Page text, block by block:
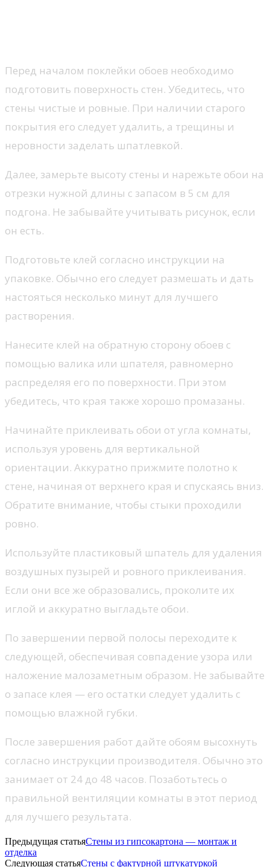
Перед началом поклейки обоев необходимо
подготовить поверхность стен. Убедитесь, что
стены чистые и ровные. При наличии старого
покрытия его следует удалить, а трещины и
неровности заделать шпатлевкой.
Далее, замерьте высоту стены и нарежьте обои на
отрезки нужной длины с запасом в 5 см для
подгона. Не забывайте учитывать рисунок, если
он есть.
Подготовьте клей согласно инструкции на
упаковке. Обычно его следует размешать и дать
настояться несколько минут для лучшего
растворения.
Нанесите клей на обратную сторону обоев с
помощью валика или шпателя, равномерно
распределяя его по поверхности. При этом
убедитесь, что края также хорошо промазаны.
Начинайте приклеивать обои от угла комнаты,
используя уровень для вертикальной
ориентации. Аккуратно прижмите полотно к
стене, начиная от верхнего края и спускаясь вниз.
Обратите внимание, чтобы стыки проходили
ровно.
Используйте пластиковый шпатель для удаления
воздушных пузырей и ровного приклеивания.
Если они все же образовались, проколите их
иглой и аккуратно выгладьте обои.
По завершении первой полосы переходите к
следующей, обеспечивая совпадение узора или
наложение малозаметным образом. Не забывайте
о запасе клея — его остатки следует удалить с
помощью влажной губки.
После завершения работ дайте обоям высохнуть
согласно инструкции производителя. Обычно это
занимает от 24 до 48 часов. Позаботьтесь о
правильной вентиляции комнаты в этот период
для лучшего результата.
Предыдущая статьяСтены из гипсокартона — монтаж и
отделка
Следующая статьяСтены с фактурной штукатуркой